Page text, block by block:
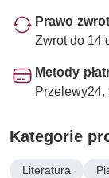
Prawo
Zwrot do 14
Metody
Przelewy24,
Kategorie
Literatura